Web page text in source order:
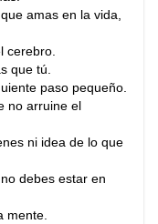
amas en la vida,
cerebro.
que tú.
paso pequeño.
no arruine el
ni idea de lo que
debes estar en
mente.